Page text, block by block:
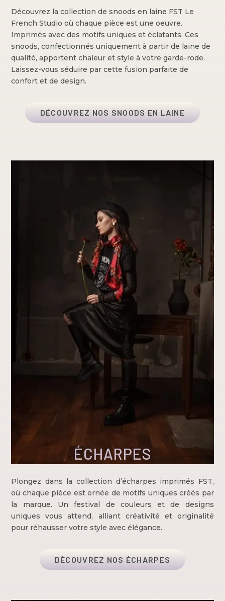
Découvrez la collection de snoods en laine FST Le
French Studio où chaque pièce est une oeuvre.
Imprimés avec des motifs uniques et éclatants. Ces
snoods, confectionnés uniquement à partir de laine de
qualité, apportent chaleur et style à votre garde-rode.
Laissez-vous séduire par cette fusion parfaite de
confort et de design.
DÉCOUVREZ NOS SNOODS EN LAINE
ÉCHARPES
Plongez dans la collection d’écharpes imprimés FST,
où chaque pièce est ornée de motifs uniques créés par
la marque. Un festival de couleurs et de designs
uniques vous attend, alliant créativité et originalité
pour réhausser votre style avec élégance.
DÉCOUVREZ NOS ÉCHARPES